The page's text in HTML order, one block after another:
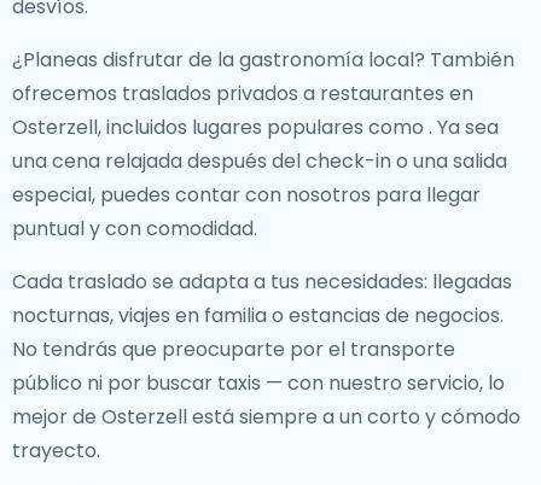
desvíos.
¿Planeas disfrutar de la gastronomía local? También
ofrecemos traslados privados a restaurantes en
Osterzell, incluidos lugares populares como . Ya sea
una cena relajada después del check-in o una salida
especial, puedes contar con nosotros para llegar
puntual y con comodidad.
Cada traslado se adapta a tus necesidades: llegadas
nocturnas, viajes en familia o estancias de negocios.
No tendrás que preocuparte por el transporte
público ni por buscar taxis — con nuestro servicio, lo
mejor de Osterzell está siempre a un corto y cómodo
trayecto.